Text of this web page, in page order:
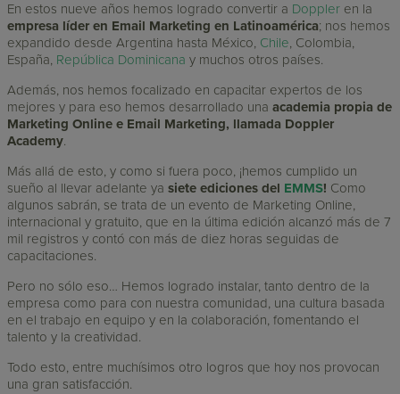
En estos nueve años hemos logrado convertir a Doppler en la
empresa líder en Email Marketing en Latinoamérica; nos hemos
expandido desde Argentina hasta México, Chile, Colombia,
España, República Dominicana y muchos otros países.
Además, nos hemos focalizado en capacitar expertos de los
mejores y para eso hemos desarrollado unaacademia propia de
Marketing Online e Email Marketing, llamada Doppler
Academy.
Más allá de esto, y como si fuera poco, ¡hemos cumplido un
sueño al llevar adelante yasiete ediciones del EMMS! Como
algunos sabrán, se trata de un evento de Marketing Online,
internacional y gratuito, que en la última edición alcanzó más de 7
mil registros y contó con más de diez horas seguidas de
capacitaciones.
Pero no sólo eso… Hemos logrado instalar, tanto dentro de la
empresa como para con nuestra comunidad, una cultura basada
en el trabajo en equipo y en la colaboración, fomentando el
talento y la creatividad.
Todo esto, entre muchísimos otro logros que hoy nos provocan
una gran satisfacción.